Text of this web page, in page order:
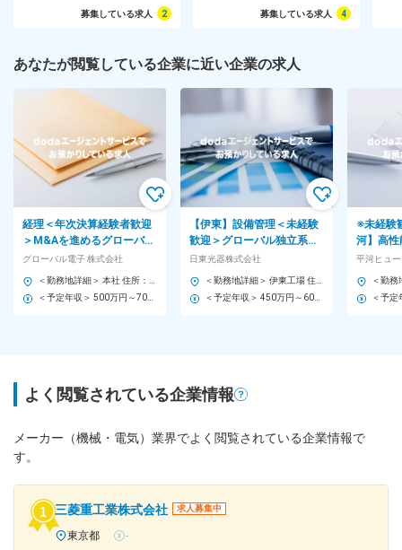
募集している求人 2 募集している求人 4
あなたが閲覧している企業に近い企業の求人
経理＜年次決算経験者歓迎
＞M&Aを進めるグローバル
商社｜住宅・家族手当／退
職金有｜所定労働7.5H
グローバル電子 株式会社
【伊東】設備管理＜未経験
歓迎＞グローバル独立系光
学部品メーカー◇腰を据え
て長く働ける環境／福利厚
生◎
日東光器株式会社
※未経験
河】高性
加工業務
形）◆
休み
平河ヒュ
よく閲覧されている企業情報
メーカー（機械・電気）業界でよく閲覧されている企業情報で
す。
三菱重工業株式会社 求人募集中
東京都 -